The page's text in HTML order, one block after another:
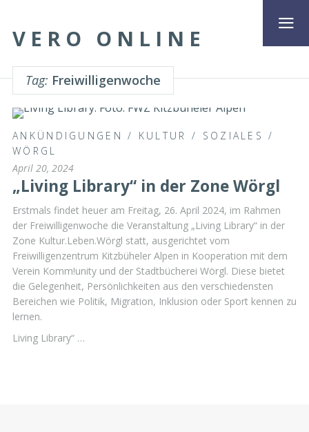
VERO ONLINE
Tag: Freiwilligenwoche
ANKÜNDIGUNGEN / KULTUR / SOZIALES /
WÖRGL
April 20, 2024
„Living Library“ in der Zone Wörgl
Erstmals findet heuer am Freitag, 26. April 2024, im Rahmen
der Freiwilligenwoche die Veranstaltung „Living Library“ in der
Zone Kultur.Leben.Wörgl statt, ausgerichtet vom
Freiwilligenzentrum Kitzbüheler Alpen in Kooperation mit dem
Verein Komm!unity und der Stadtbücherei Wörgl. Diese bietet
die Gelegenheit, Persönlichkeiten aus den verschiedensten
Bereichen wie Politik, Migration, Inklusion oder Sport kennen zu
lernen.
Living Library“ …